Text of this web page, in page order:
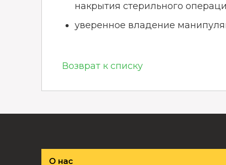
накрытия стерильного
уверенное владение
Возврат к списку
О нас